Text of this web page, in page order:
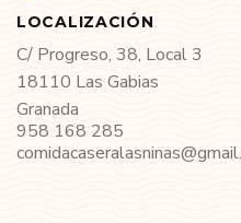
LOCALIZACIÓN
C/ Progreso, 38, Local 3
18110 Las Gabias
Granada
958 168 285